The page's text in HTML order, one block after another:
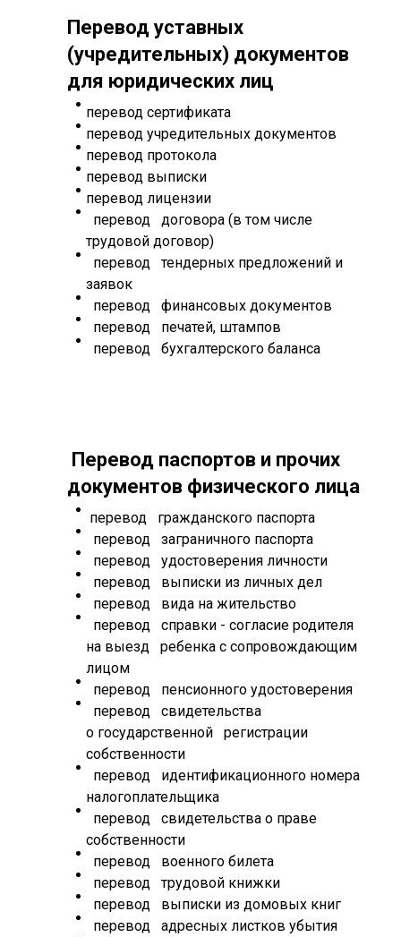
Перевод уставных
(учредительных) документов
для юридических лиц
перевод сертификата
перевод учредительных документов
перевод протокола
перевод выписки
перевод лицензии
перевод договора (в том числе
трудовой договор)
перевод тендерных предложений и
заявок
перевод финансовых документов
перевод печатей, штампов
перевод бухгалтерского баланса
Перевод паспортов и прочих
документов физического лица
перевод гражданского паспорта
перевод заграничного паспорта
перевод удостоверения личности
перевод выписки из личных дел
перевод вида на жительство
перевод справки - согласие родителя
на выезд ребенка с сопровождающим
лицом
перевод пенсионного удостоверения
перевод свидетельства
о государственной регистрации
собственности
перевод идентификационного номера
налогоплательщика
перевод свидетельства о праве
собственности
перевод военного билета
перевод трудовой книжки
перевод выписки из домовых книг
перевод адресных листков убытия